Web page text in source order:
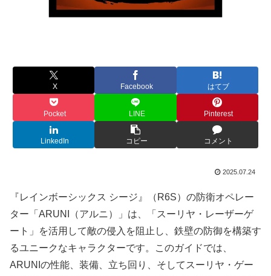
X Facebook はてブ
Pocket LINE Pinterest
LinkedIn コピー コメント
2025.07.24
『レインボーシックス シージ』（R6S）の防衛オペレー
ター「ARUNI（アルニ）」は、「スーリヤ・レーザーゲ
ート」を活用して敵の侵入を阻止し、鉄壁の防御を構築す
るユニークなキャラクターです。このガイドでは、
ARUNIの性能、装備、立ち回り、そしてスーリヤ・ゲー